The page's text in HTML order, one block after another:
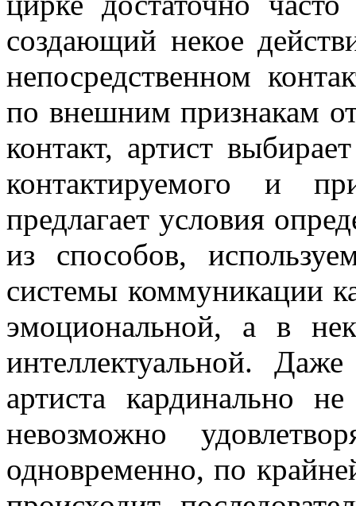
создающий некое
непосредственном
по внешним признакам
контакт, артист
контактируемого и
предлагает условия
из способов,
системы коммуникации
эмоциональной, а в
интеллектуальной.
артиста кардинально
невозможно
одновременно, по